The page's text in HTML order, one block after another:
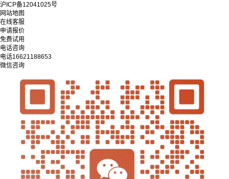
沪ICP备12041025号
网站地图
在线客服
申请报价
免费试用
电话咨询
电话16621188653
微信咨询